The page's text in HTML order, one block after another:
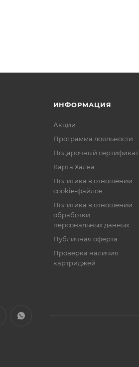
ИНФОРМАЦИЯ
Акции
Программа лояльности
Подарочный сертификат
Карта Халва
Политика в отношении
cookie-файлов
Политика в отношении
обработки
персональных данных
Публичная оферта
Проверка наличия
картриджей